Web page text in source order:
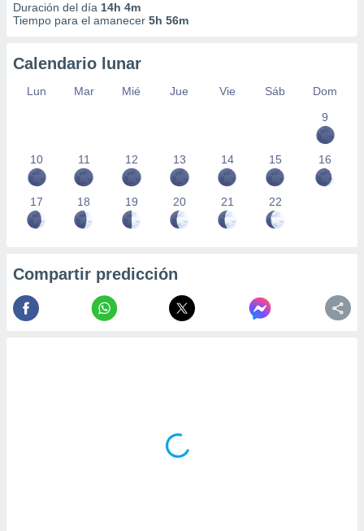
Duración del día 14h 4m
Tiempo para el amanecer 5h 56m
Calendario lunar
Lun Mar Mié Jue Vie Sáb
Dom
9
10 11 12 13 14 15 16
17 18 19 20 21 22
Compartir predicción